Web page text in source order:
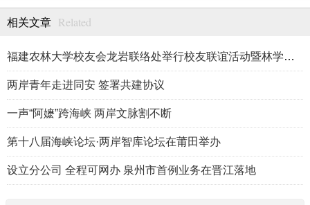
相关文章 Related
福建农林大学校友会龙岩联络处举行校友联谊活动暨林学、生物医药
两岸青年走进同安 签署共建协议
一声“阿嬷”跨海峡 两岸文脉割不断
第十八届海峡论坛·两岸智库论坛在莆田举办
设立分公司 全程可网办 泉州市首例业务在晋江落地